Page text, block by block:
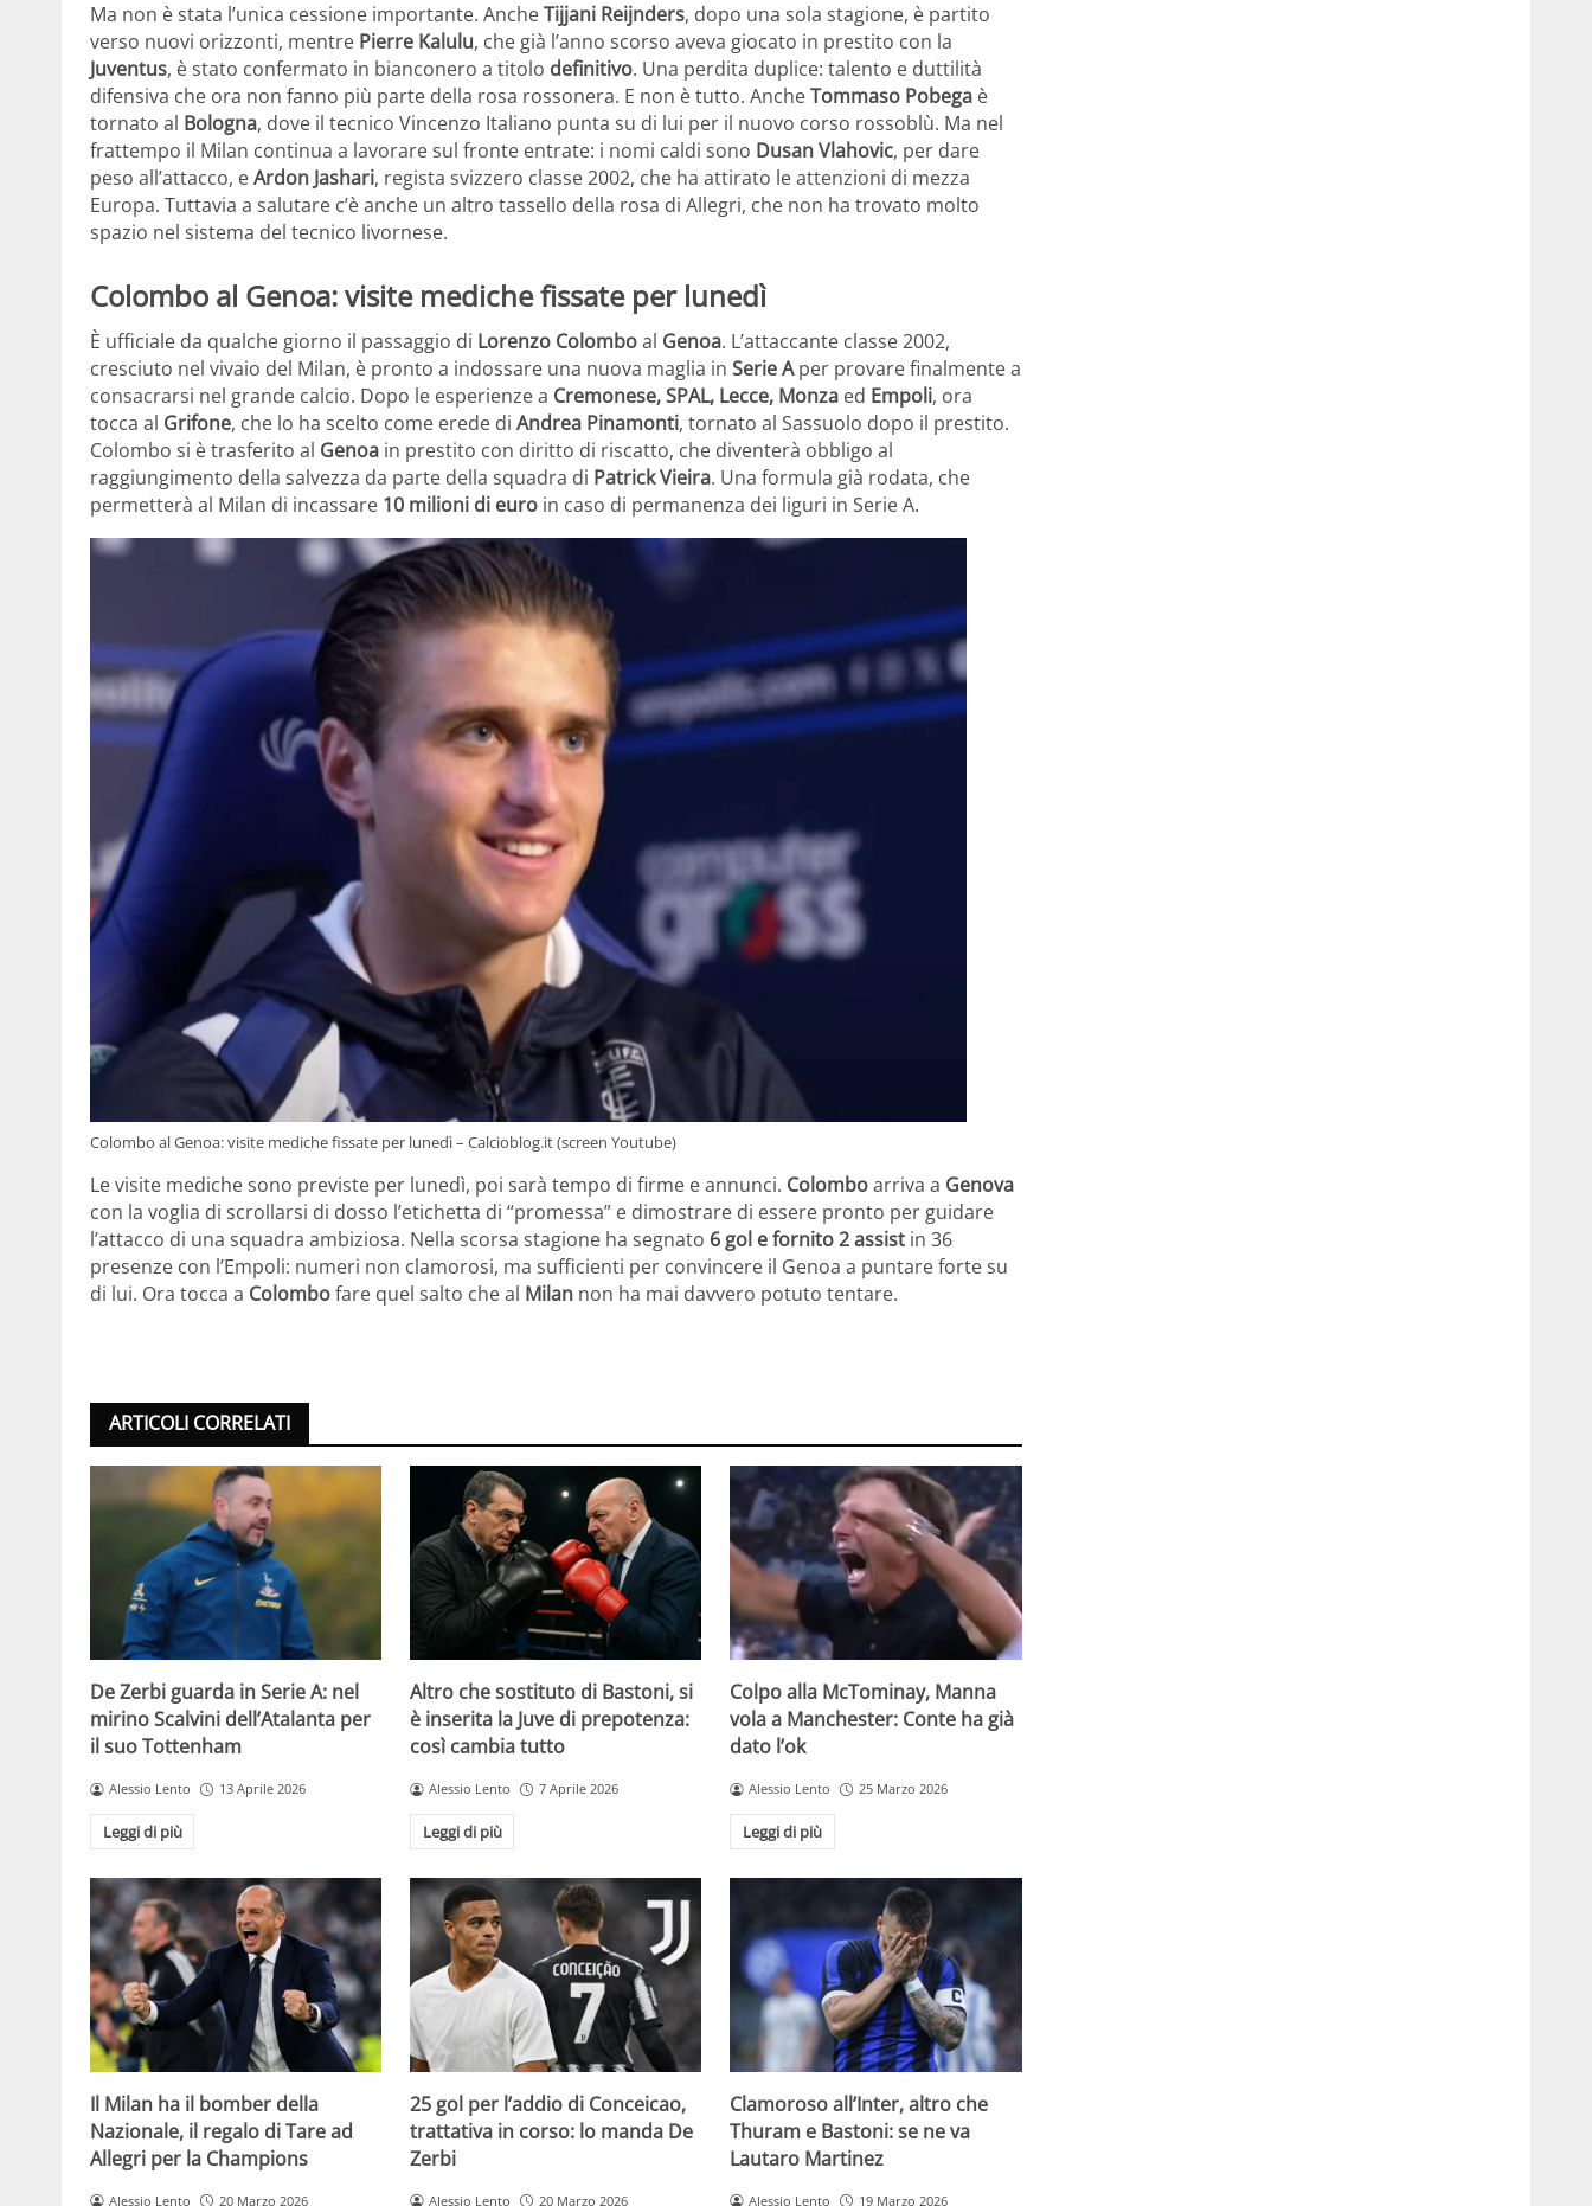
Ma non è stata l’unica cessione importante. AncheTijjani Reijnders, dopo una sola stagione, è partito
verso nuovi orizzonti, mentre Pierre Kalulu, che già l’anno scorso aveva giocato in prestito con la
Juventus, è stato confermato in bianconero a titolo definitivo. Una perdita duplice: talento e duttilità
difensiva che ora non fanno più parte della rosa rossonera. E non è tutto. AncheTommaso Pobega è
tornato al Bologna, dove il tecnico Vincenzo Italiano punta su di lui per il nuovo corso rossoblù. Ma nel
frattempo il Milan continua a lavorare sul fronte entrate: i nomi caldi sono Dusan Vlahovic, per dare
peso all’attacco, eArdon Jashari, regista svizzero classe 2002, che ha attirato le attenzioni di mezza
Europa. Tuttavia a salutare c’è anche un altro tassello della rosa di Allegri, che non ha trovato molto
spazio nel sistema del tecnico livornese.
Colombo al Genoa: visite mediche fissate per lunedì
È ufficiale da qualche giorno il passaggio di Lorenzo Colomboal Genoa. L’attaccante classe 2002,
cresciuto nel vivaio del Milan, è pronto a indossare una nuova maglia in Serie Aper provare finalmente a
consacrarsi nel grande calcio. Dopo le esperienze a Cremonese, SPAL, Lecce, Monza ed Empoli, ora
tocca al Grifone, che lo ha scelto come erede di Andrea Pinamonti, tornato al Sassuolo dopo il prestito.
Colombo si è trasferito al Genoa in prestito con diritto di riscatto, che diventerà obbligo al
raggiungimento della salvezza da parte della squadra di Patrick Vieira. Una formula già rodata, che
permetterà al Milan di incassare 10 milioni di euro in caso di permanenza dei liguri in Serie A.
Colombo al Genoa: visite mediche fissate per lunedì – Calcioblog.it (screen Youtube)
Le visite mediche sono previste per lunedì, poi sarà tempo di firme e annunci. Colomboarriva a Genova
con la voglia di scrollarsi di dosso l’etichetta di “promessa” e dimostrare di essere pronto per guidare
l’attacco di una squadra ambiziosa. Nella scorsa stagione ha segnato 6 gol e fornito 2 assist in 36
presenze con l’Empoli: numeri non clamorosi, ma sufficienti per convincere il Genoa a puntare forte su
di lui. Ora tocca a Colombofare quel salto che al Milan non ha mai davvero potuto tentare.
ARTICOLI CORRELATI
De Zerbi guarda in Serie A: nel
mirino Scalvini dell’Atalanta per
il suo Tottenham
Alessio Lento 13 Aprile 2026
Leggi di più
Altro che sostituto di Bastoni, si
è inserita la Juve di prepotenza:
così cambia tutto
Alessio Lento 7 Aprile 2026
Leggi di più
Colpo alla McTominay, Manna
vola a Manchester: Conte ha già
dato l’ok
Alessio Lento 25 Marzo 2026
Leggi di più
Il Milan ha il bomber della
Nazionale, il regalo di Tare ad
Allegri per la Champions
Alessio Lento 20 Marzo 2026
25 gol per l’addio di Conceicao,
trattativa in corso: lo manda De
Zerbi
Alessio Lento 20 Marzo 2026
Clamoroso all’Inter, altro che
Thuram e Bastoni: se ne va
Lautaro Martinez
Alessio Lento 19 Marzo 2026